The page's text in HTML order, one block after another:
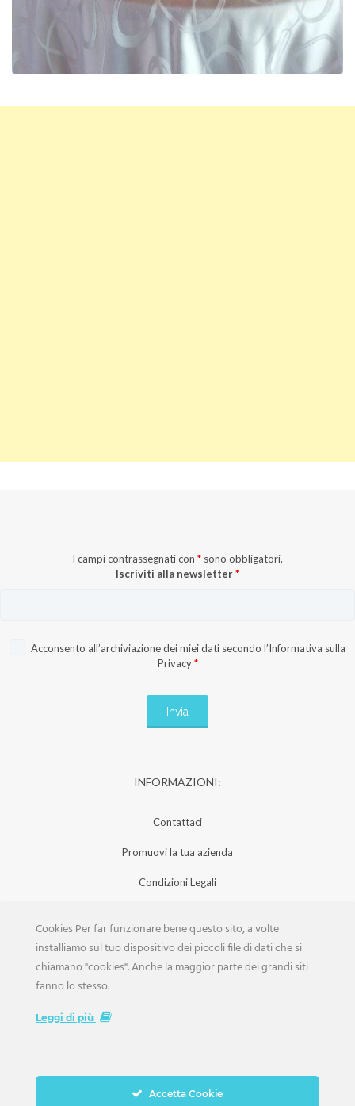
I campi contrassegnati con * sono obbligatori.
Iscriviti alla newsletter*
Acconsento all’archiviazione dei miei dati secondo l’Informativa sulla
Privacy *
INFORMAZIONI:
Contattaci
Promuovi la tua azienda
Condizioni Legali
Iscrizione Aziende
Scarica la Rivista
Cookies Per far funzionare bene questo sito, a volte
installiamo sul tuo dispositivo dei piccoli file di dati che si
chiamano "cookies". Anche la maggior parte dei grandi siti
fanno lo stesso.
Leggi di più
Accetta Cookie